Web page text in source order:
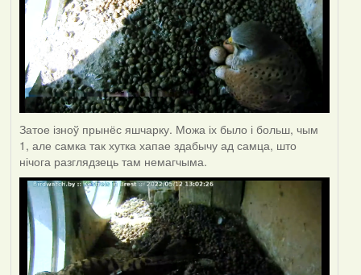
Затое ізноў прынёс яшчарку. Можа іх было і больш, чым
1, але самка так хутка хапае здабычу ад самца, што
нічога разглядзець там немагчыма.